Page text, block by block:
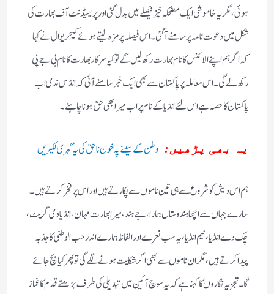
ہوئی، مگر یہ خاموشی ایک مضحکہ خیز فیصلے میں بدل گئی اور پریسیڈنٹ آف بھارت کی
شکل میں دعوت نامہ پر سامنے آگئی۔ اس فیصلہ پر مزہ لیتے ہوئے کیجریوال نے کہا
کہ اگر ہم اپنے الائنس کا نام بھارت رکھ لیں گے تو کیا سرکار بھارت کا نام بی جے پی
رکھ لے گی۔اس معاملہ پر پاکستان سے بھی ایک خبر سامنے آئی کہ انڈس ندی اب
پاکستان کا حصہ ہے اس لئے انڈیا کے نام پر اب میرا بھی حق ہونا چاہئے۔
یہ بھی پڑھیں: وطن کے سینے پہ خون ناحق کی یہ گہری لکیریں
ہم اس دیش کو شروع سے ہی تین ناموں سے پکارتے ہیں اور اس پر فخر کرتے ہیں۔
سارے جہاں سے اچھا ہندوستاں ہمارا، جے ہند ، میرا بھارت مہان، انڈیا دی گریٹ ،
چک دے انڈیا، ٹیم انڈیا، یہ سب نعرے اور الفاظ ہمارے اندر حب الوطنی کا جذبہ
پیدا کرتے ہیں، مگر ان ناموں سے بھی اگر شکایت ہونے لگے گی تو پھر کیا بچ جائے
گا۔ تجزیہ نگار وں کا کہنا ہے کہ یہ سوچ آئین میں تبدیلی کی طرف بڑھتے قدم کا غماز